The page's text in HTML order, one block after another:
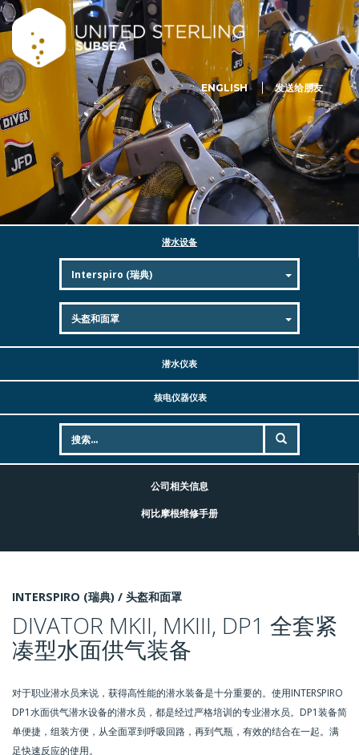
ENGLISH 发送给朋友
潜水设备
潜水仪表
核电仪器仪表
公司相关信息
柯比摩根维修手册
INTERSPIRO (瑞典) / 头盔和面罩
DIVATOR MKII, MKIII, DP1 全套紧
凑型水面供气装备
对于职业潜水员来说，获得高性能的潜水装备是十分重要的。使用INTERSPIRO
DP1水面供气潜水设备的潜水员，都是经过严格培训的专业潜水员。DP1装备简
单便捷，组装方便，从全面罩到呼吸回路，再到气瓶，有效的结合在一起。满
足快速反应的使用。